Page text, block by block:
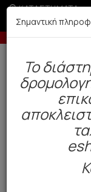
ΚΑΤΑΣΤΗΜΑΤΑ
Έως 6
Δωρεάν αποστολή
Παιδί Κορίτσι
Σημαντική
To